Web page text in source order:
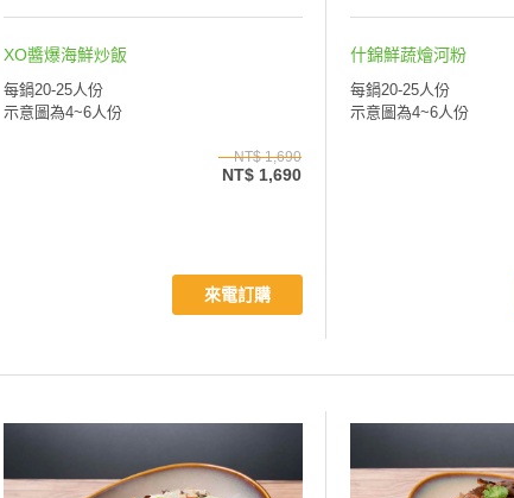
XO醬爆海鮮炒飯
每鍋20-25人份
示意圖為4~6人份
NT$ 1,690
NT$ 1,690
來電訂購
什錦鮮蔬燴河粉
每鍋20-25人份
示意圖為4~6人份